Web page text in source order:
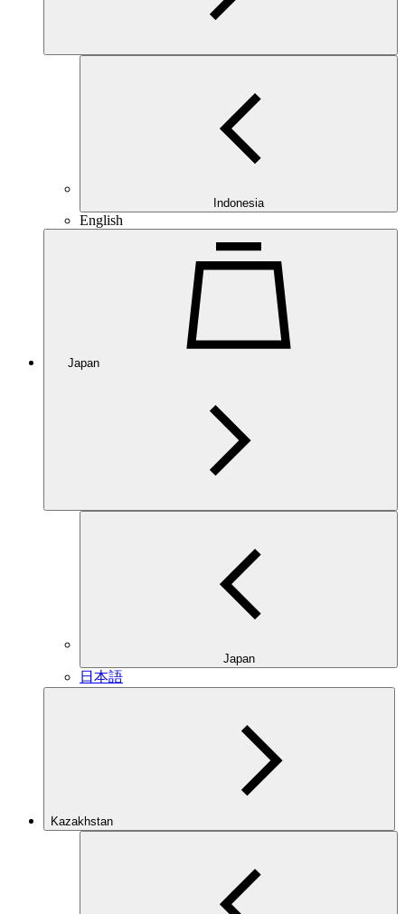
Indonesia
English
Japan
Japan
日本語
Kazakhstan